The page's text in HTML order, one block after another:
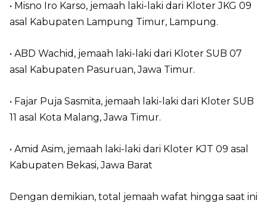
• Misno Iro Karso, jemaah laki-laki dari Kloter JKG 09
asal Kabupaten Lampung Timur, Lampung.
• ABD Wachid, jemaah laki-laki dari Kloter SUB 07
asal Kabupaten Pasuruan, Jawa Timur.
• Fajar Puja Sasmita, jemaah laki-laki dari Kloter SUB
11 asal Kota Malang, Jawa Timur.
• Amid Asim, jemaah laki-laki dari Kloter KJT 09 asal
Kabupaten Bekasi, Jawa Barat
Dengan demikian, total jemaah wafat hingga saat ini